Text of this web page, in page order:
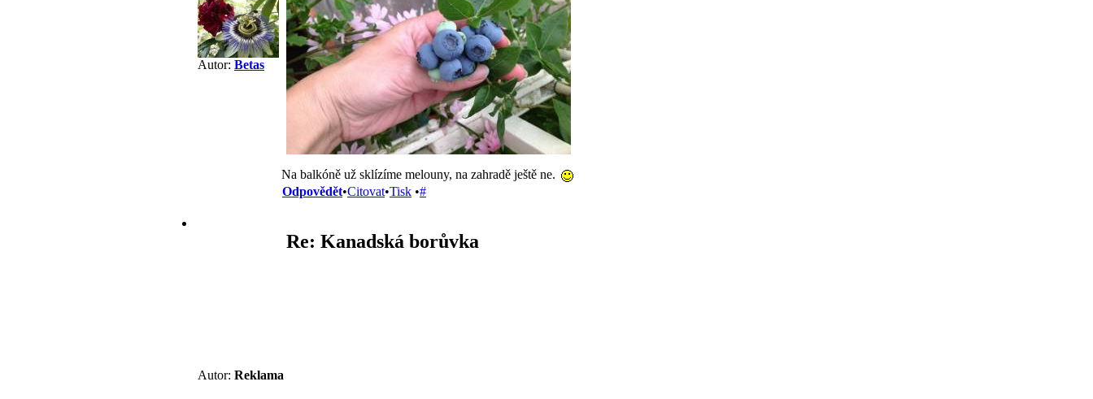
Autor: Betas
Na balkóně už sklízíme melouny, na zahradě ještě ne.
Odpovědět•Citovat•Tisk •#
Autor: Reklama
Re: Kanadská borůvka